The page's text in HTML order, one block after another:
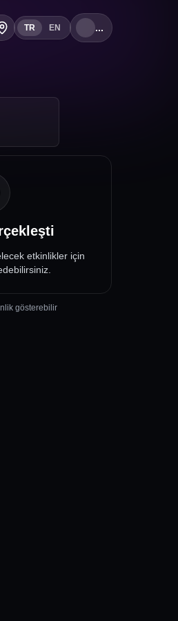
TR EN ...
etkinlikler için
gösterebilir